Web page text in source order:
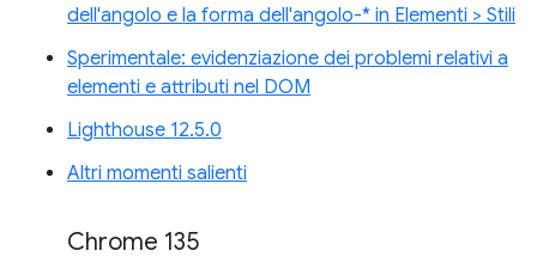
dell'angolo e la forma dell'angolo-* in Elementi > Stili
Sperimentale: evidenziazione dei problemi relativi a
elementi e attributi nel DOM
Lighthouse 12.5.0
Altri momenti salienti
Chrome 135